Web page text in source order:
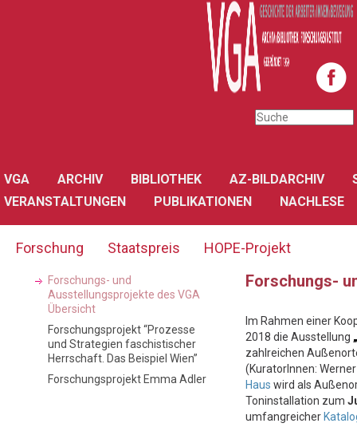
VGA ARCHIV BIBLIOTHEK AZ-BILDARCHIV
VERANSTALTUNGEN
PUBLIKATIONEN NACHLESE
Forschung Staatspreis HOPE-Projekt
Forschungs- und
Ausstellungsprojekte des VGA
Übersicht
Forschungsprojekt “Prozesse
und Strategien faschistischer
Herrschaft. Das Beispiel Wien”
Forschungsprojekt Emma Adler
Forschungs-
Im Rahmen einer
2018 die Ausstellung „
zahlreichen
(KuratorInnen:
Haus wird als
Toninstallation zum
umfangreicher